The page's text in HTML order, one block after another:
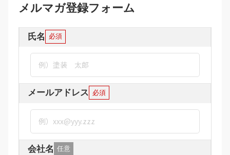
メルマガ登録フォーム
氏名 必須
メールアドレス 必須
会社名 任意